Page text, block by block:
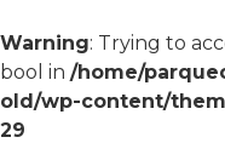
Warning: Trying to
bool in /home/
old/wp-content/
29